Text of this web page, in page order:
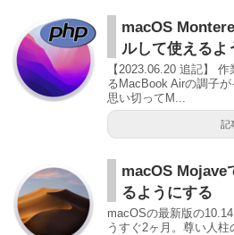
macOS
ルして使えるよ
【2023.06.20 追記】
るMacBook Airの調子が
思い切ってM...
記
macOS Mojave
るようにする
macOSの最新版の
うすぐ2ヶ月。尊い人